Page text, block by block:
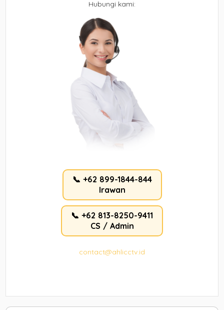
Hubungi kami:
📞 +62 899-1844-844
Irawan
📞 +62 813-8250-9411
CS / Admin
contact@ahlicctv.id